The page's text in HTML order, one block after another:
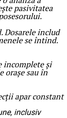
pasivitatea
Dosarele includ
se întind.
incomplete și
orașe sau în
apar constant
inclusiv